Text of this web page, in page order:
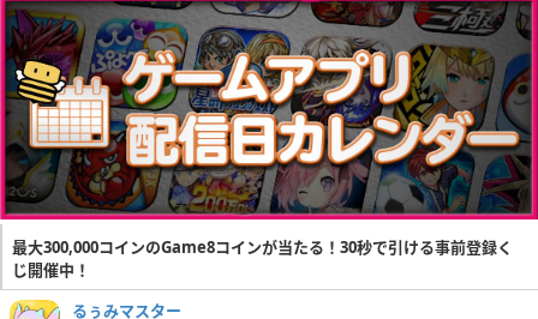
最大300,000コインのGame8コインが当たる！30秒で引ける事前登録く
じ開催中！
るぅみマスター